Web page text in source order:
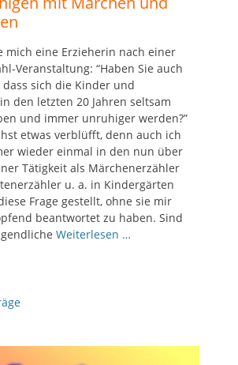
mich eine Erzieherin nach einer
Veranstaltung: “Haben Sie auch
sich die Kinder und
den letzten 20 Jahren seltsam
und immer unruhiger werden?”
etwas verblüfft, denn auch ich
wieder einmal in den nun über
Tätigkeit als Märchenerzähler
u. a. in Kindergärten
Frage gestellt, ohne sie mir
beantwortet zu haben. Sind
Weiterlesen …